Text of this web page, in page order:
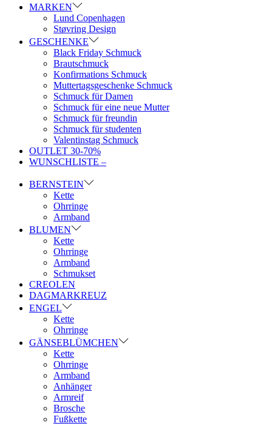
MARKEN
Lund Copenhagen
Støvring Design
GESCHENKE
Black Friday Schmuck
Brautschmuck
Konfirmations Schmuck
Muttertagsgeschenke Schmuck
Schmuck für Damen
Schmuck für eine neue Mutter
Schmuck für freundin
Schmuck für studenten
Valentinstag Schmuck
OUTLET 30-70%
WUNSCHLISTE –
BERNSTEIN
Kette
Ohrringe
Armband
BLUMEN
Kette
Ohrringe
Armband
Schmukset
CREOLEN
DAGMARKREUZ
ENGEL
Kette
Ohrringe
GÄNSEBLÜMCHEN
Kette
Ohrringe
Armband
Anhänger
Armreif
Brosche
Fußkette